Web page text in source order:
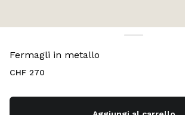
Fermagli in metallo
CHF 270